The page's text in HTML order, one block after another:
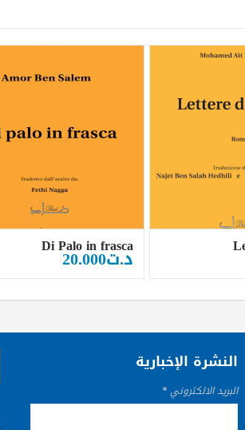
Di Palo in frasca
د.ت20.000
النشرة الإخبارية
البريد الالكتروني*